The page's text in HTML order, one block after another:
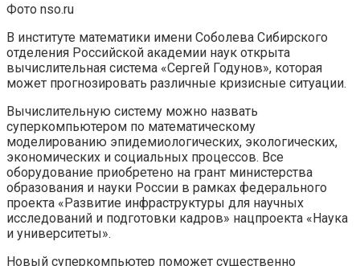
Фото nso.ru
В институте математики имени Соболева Сибирского
отделения Российской академии наук открыта
вычислительная система «Сергей Годунов», которая
может прогнозировать различные кризисные ситуации.
Вычислительную систему можно назвать
суперкомпьютером по математическому
моделированию эпидемиологических, экологических,
экономических и социальных процессов. Все
оборудование приобретено на грант министерства
образования и науки России в рамках федерального
проекта «Развитие инфраструктуры для научных
исследований и подготовки кадров» нацпроекта «Наука
и университеты».
Новый суперкомпьютер поможет существенно